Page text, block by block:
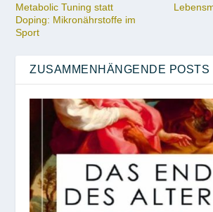
Metabolic Tuning statt
Doping: Mikronährstoffe im
Sport
ZUSAMMENHÄNGENDE POSTS